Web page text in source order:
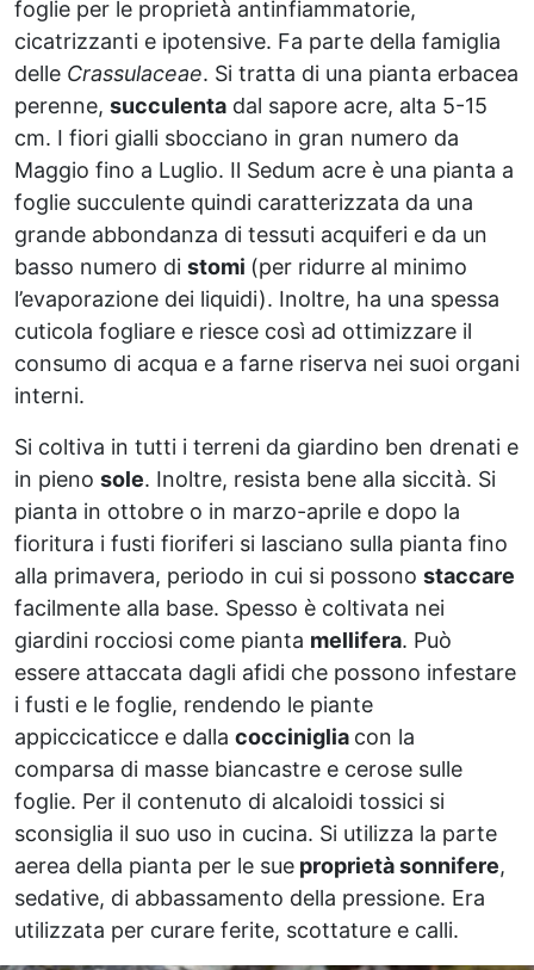
foglie per le proprietà antinfiammatorie,
cicatrizzanti e ipotensive. Fa parte della famiglia
delle Crassulaceae. Si tratta di una pianta erbacea
perenne, succulenta dal sapore acre, alta 5-15
cm. I fiori gialli sbocciano in gran numero da
Maggio fino a Luglio. Il Sedum acre è una pianta a
foglie succulente quindi caratterizzata da una
grande abbondanza di tessuti acquiferi e da un
basso numero di stomi (per ridurre al minimo
l’evaporazione dei liquidi). Inoltre, ha una spessa
cuticola fogliare e riesce così ad ottimizzare il
consumo di acqua e a farne riserva nei suoi organi
interni.
Si coltiva in tutti i terreni da giardino ben drenati e
in pieno sole. Inoltre, resista bene alla siccità. Si
pianta in ottobre o in marzo-aprile e dopo la
fioritura i fusti fioriferi si lasciano sulla pianta fino
alla primavera, periodo in cui si possono staccare
facilmente alla base. Spesso è coltivata nei
giardini rocciosi come pianta mellifera. Può
essere attaccata dagli afidi che possono infestare
i fusti e le foglie, rendendo le piante
appiccicaticce e dalla cocciniglia con la
comparsa di masse biancastre e cerose sulle
foglie. Per il contenuto di alcaloidi tossici si
sconsiglia il suo uso in cucina. Si utilizza la parte
aerea della pianta per le sue proprietà sonnifere,
sedative, di abbassamento della pressione. Era
utilizzata per curare ferite, scottature e calli.